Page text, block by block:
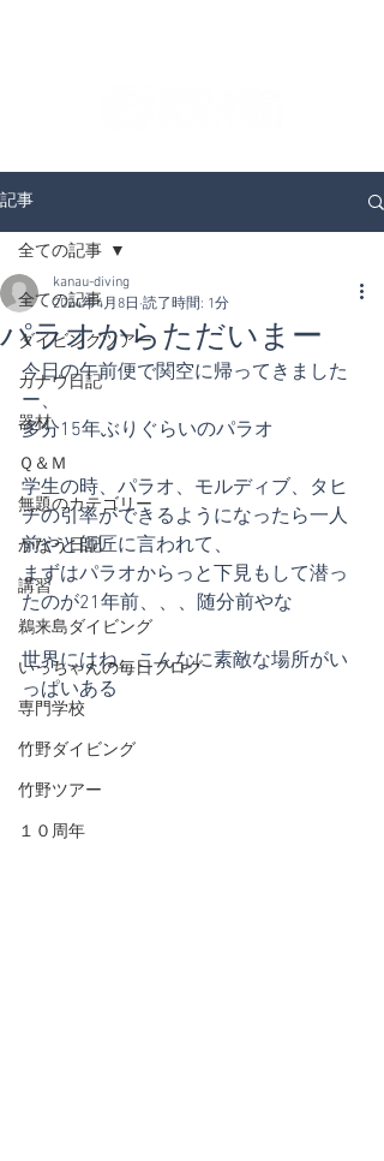
記事
全ての記事
ダイビングツアー
カナウ日記
器材
Ｑ＆Ｍ
無題のカテゴリー
かなう日記
講習
鵜来島ダイビング
いっちゃんの毎日ブログ
専門学校
竹野ダイビング
竹野ツアー
１０周年
全ての記事
パラオからただいまー
kanau-diving
2024年4月8日 読了時間: 1分
今日の午前便で関空に帰ってきました
ー、
多分15年ぶりぐらいのパラオ
学生の時、パラオ、モルディブ、タヒ
チの引率ができるようになったら一人
前やと師匠に言われて、
まずはパラオからっと下見もして潜っ
たのが21年前、、、随分前やな
世界にはね、こんなに素敵な場所がい
っぱいある